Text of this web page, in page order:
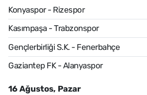
Konyaspor - Rizespor
Kasımpaşa - Trabzonspor
Gençlerbirliği S.K. - Fenerbahçe
Gaziantep FK - Alanyaspor
16 Ağustos, Pazar